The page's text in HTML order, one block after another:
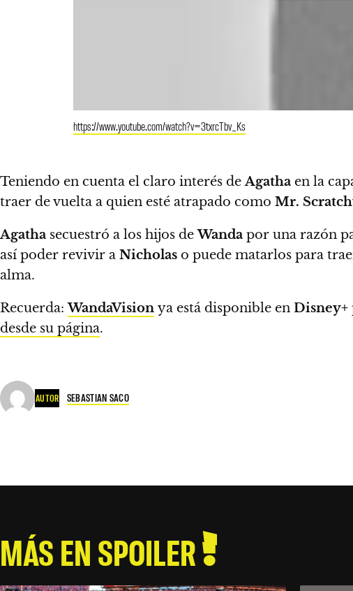
https://www.youtube.com/watch?v=3txrcTbv_Ks
Teniendo en cuenta el claro interés deAgatha en la
traer de vuelta a quien esté atrapado como Mr.
Agatha secuestró a los hijos deWanda por una razón
así poder revivir a Nicholas o puede matarlos para
alma.
Recuerda:WandaVision ya está disponible en Disney+
desde su página.
AUTOR SEBASTIAN SACO
MÁS EN SPOILER